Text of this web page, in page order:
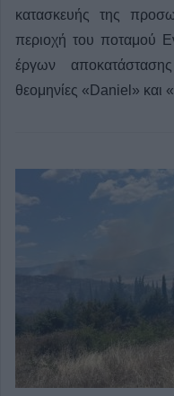
κατασκευής της
περιοχή του ποταμού
έργων
θεομηνίες «Daniel» και